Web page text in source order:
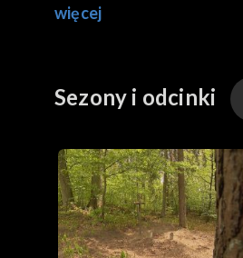
zawsze w miarę
Następnie przeniesiemy
Małkinią. Tu tor biegnie
Pierwsza próba
więcej
Sezony i odcinki